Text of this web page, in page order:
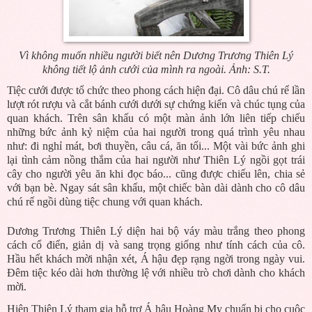
Vì không muốn nhiều người biết nên Dương Trương Thiên Lý
không tiết lộ ảnh cưới của mình ra ngoài. Ảnh: S.T.
Tiệc cưới được tổ chức theo phong cách hiện đại. Cô dâu chú rể lần
lượt rót rượu và cắt bánh cưới dưới sự chứng kiến và chúc tụng của
quan khách. Trên sân khấu có một màn ảnh lớn liên tiếp chiếu
những bức ảnh kỷ niệm của hai người trong quá trình yêu nhau
như: đi nghỉ mát, bơi thuyền, câu cá, ăn tối... Một vài bức ảnh ghi
lại tình cảm nồng thắm của hai người như Thiên Lý ngồi gọt trái
cây cho người yêu ăn khi đọc báo... cũng được chiếu lên, chia sẻ
với bạn bè. Ngay sát sân khấu, một chiếc bàn dài dành cho cô dâu
chú rể ngồi dùng tiệc chung với quan khách.
Dương Trương Thiên Lý diện hai bộ váy màu trắng theo phong
cách cổ điển, giản dị và sang trọng giống như tính cách của cô.
Hầu hết khách mời nhận xét, Á hậu đẹp rạng ngời trong ngày vui.
Đêm tiệc kéo dài hơn thường lệ với nhiều trò chơi dành cho khách
mời.
Hiện Thiên Lý tham gia hỗ trợ Á hậu Hoàng My chuẩn bị cho cuộc